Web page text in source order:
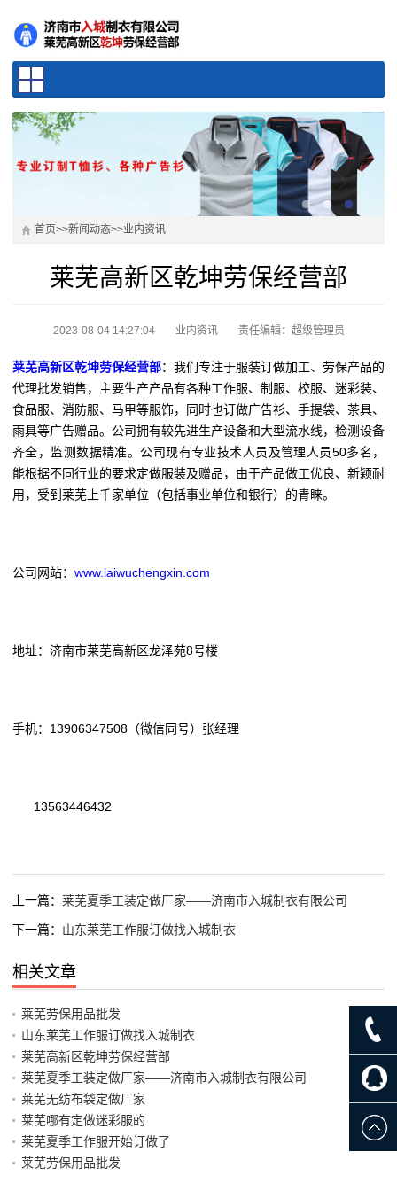
首页>>新闻动态>>业内资讯
莱芜高新区乾坤劳保经营部
2023-08-04 14:27:04 业内资讯 责任编辑：超级管理员
莱芜高新区乾坤劳保经营部：我们专注于服装订做加工、劳保产品的
代理批发销售，主要生产产品有各种工作服、制服、校服、迷彩装、
食品服、消防服、马甲等服饰，同时也订做广告衫、手提袋、茶具、
雨具等广告赠品。公司拥有较先进生产设备和大型流水线，检测设备
齐全，监测数据精准。公司现有专业技术人员及管理人员50多名，
能根据不同行业的要求定做服装及赠品，由于产品做工优良、新颖耐
用，受到莱芜上千家单位（包括事业单位和银行）的青睐。
公司网站： www.laiwuchengxin.com
地址：济南市莱芜高新区龙泽苑8号楼
手机：13906347508（微信同号）张经理
13563446432
上一篇： 莱芜夏季工装定做厂家——济南市入城制衣有限公司
下一篇： 山东莱芜工作服订做找入城制衣
相关文章
莱芜劳保用品批发
山东莱芜工作服订做找入城制衣
莱芜高新区乾坤劳保经营部
莱芜夏季工装定做厂家——济南市入城制衣有限公司
莱芜无纺布袋定做厂家
莱芜哪有定做迷彩服的
莱芜夏季工作服开始订做了
莱芜劳保用品批发